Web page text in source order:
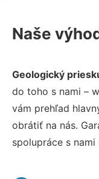
Naše
Geologický
do toho s nami –
vám prehľad
obrátiť na nás.
spolupráce s